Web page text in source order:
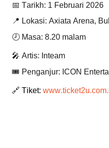
📅 Tarikh: 1 Februari 2026
📍 Lokasi: Axiata Arena,
🕗 Masa: 8.20 malam
🎤 Artis: Inteam
🎟️ Penganjur: ICON
🔗 Tiket: